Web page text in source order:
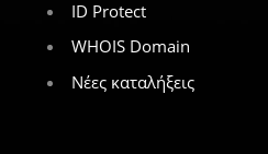
ID Protect
WHOIS Domain
Νέες καταλήξεις